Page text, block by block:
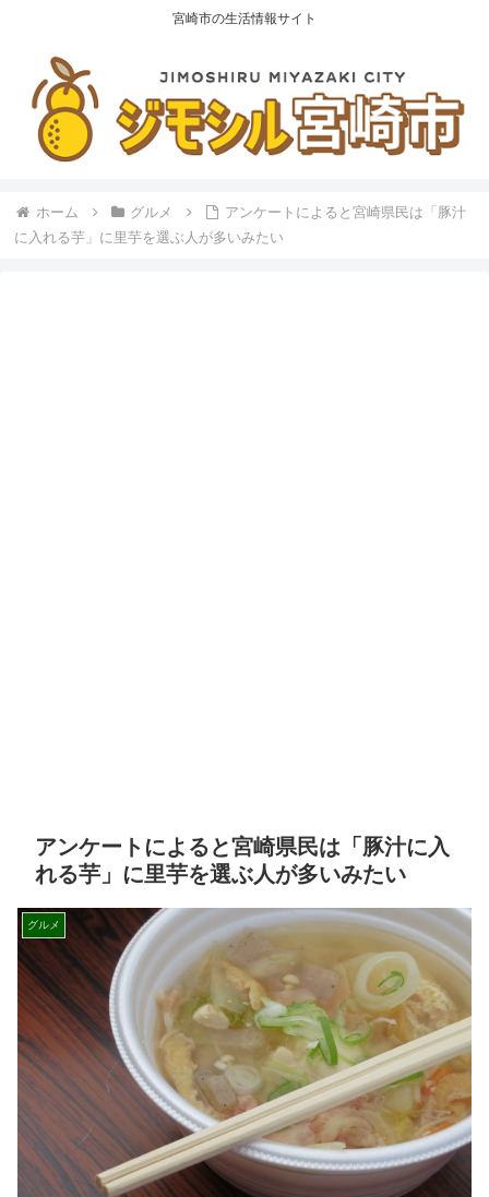
宮崎市の生活情報サイト
ホーム グルメ
アンケートによると宮崎県民は「豚汁
に入れる芋」に里芋を選ぶ人が多いみたい
アンケートによると宮崎県民は「豚汁に入
れる芋」に里芋を選ぶ人が多いみたい
グルメ